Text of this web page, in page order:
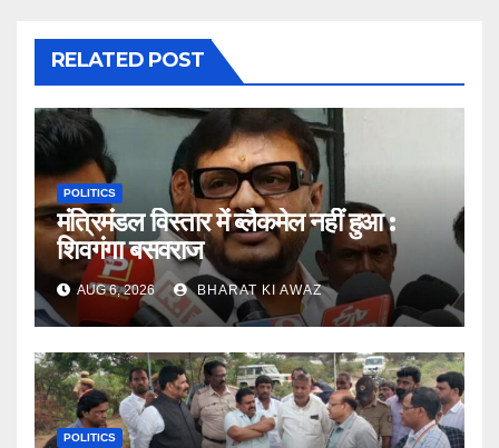
RELATED POST
POLITICS
मंत्रिमंडल विस्तार में ब्लैकमेल नहीं हुआ :
शिवगंगा बसवराज
AUG 6, 2026 BHARAT KI AWAZ
POLITICS